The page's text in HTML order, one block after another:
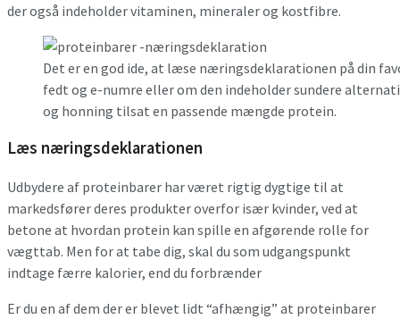
der også indeholder vitaminen, mineraler og kostfibre.
Det er en god ide, at læse næringsdeklarationen på din
fedt og e-numre eller om den indeholder sundere
og honning tilsat en passende mængde protein.
Læs næringsdeklarationen
Udbydere af proteinbarer har været rigtig dygtige til at
markedsfører deres produkter overfor især kvinder, ved at
betone at hvordan protein kan spille en afgørende rolle for
vægttab. Men for at tabe dig, skal du som udgangspunkt
indtage færre kalorier, end du forbrænder
Er du en af dem der er blevet lidt “afhængig” at proteinbarer